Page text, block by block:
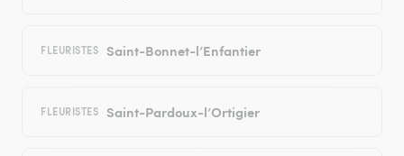
FLEURISTES Saint-Bonnet-l’Enfantier
FLEURISTES Saint-Pardoux-l’Ortigier